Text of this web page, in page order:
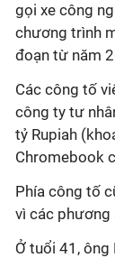
gọi xe công
chương trình
đoạn từ năm
Các công tố
công ty tư
tỷ Rupiah
Chromebook
Phía công tố
vì các phương
Ở tuổi 41, ông